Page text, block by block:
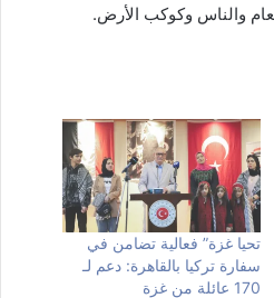
والناس وكوكب الأرض.
تحيا غزة” فعالية تضامن في
سفارة تركيا بالقاهرة: دعم لـ
170 عائلة من غزة